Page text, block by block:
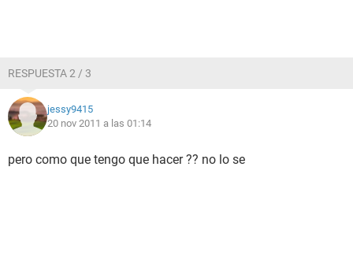
RESPUESTA 2 / 3
jessy9415
20 nov 2011 a las 01:14
pero como que tengo que hacer ?? no lo se